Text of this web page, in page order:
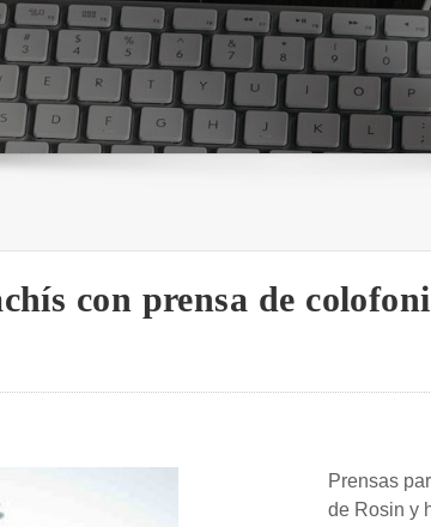
con prensa de
Prensas
de Rosin y